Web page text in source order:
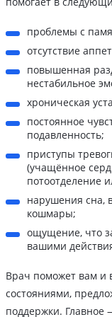
проблемы с
отсутствие
повышенная
нестабильное
хроническая
постоянное
подавленность;
приступы
(учащённое
потоотделение
нарушения сна,
кошмары;
ощущение, что
вашими
Врач поможет вам и
состояниями,
поддержки. Главное